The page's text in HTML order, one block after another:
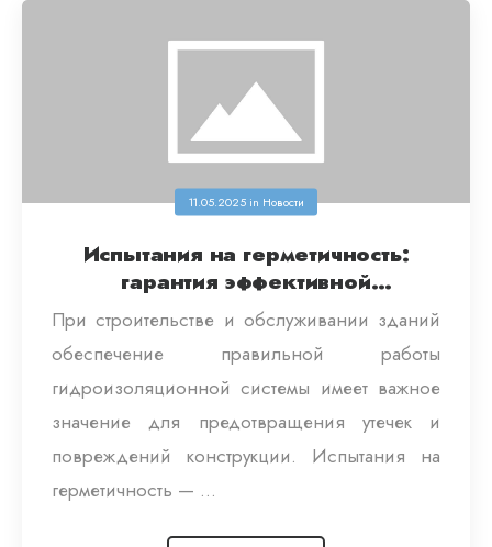
11.05.2025in Новости
Испытания на герметичность:
гарантия эффективной
гидроизоляции
При строительстве и обслуживании зданий
обеспечение правильной работы
гидроизоляционной системы имеет важное
значение для предотвращения утечек и
повреждений конструкции. Испытания на
герметичность — ...